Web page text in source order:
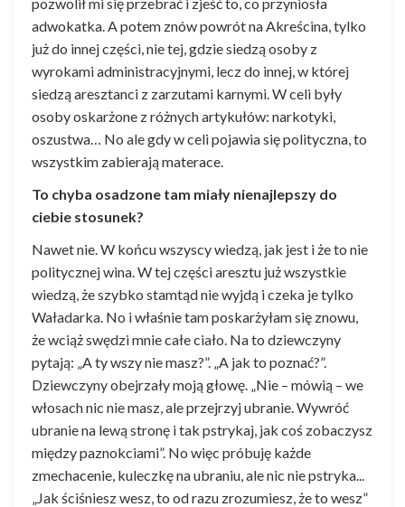
adwokatka. A potem znów powrót na Akreścina, tylko
już do innej części, nie tej, gdzie siedzą osoby z
wyrokami administracyjnymi, lecz do innej, w której
siedzą aresztanci z zarzutami karnymi. W celi były
osoby oskarżone z różnych artykułów: narkotyki,
oszustwa… No ale gdy w celi pojawia się polityczna, to
wszystkim zabierają materace.
To chyba osadzone tam miały nienajlepszy do
ciebie stosunek?
Nawet nie. W końcu wszyscy wiedzą, jak jest i że to nie
politycznej wina. W tej części aresztu już wszystkie
wiedzą, że szybko stamtąd nie wyjdą i czeka je tylko
Waładarka. No i właśnie tam poskarżyłam się znowu,
że wciąż swędzi mnie całe ciało. Na to dziewczyny
pytają: „A ty wszy nie masz?”. „A jak to poznać?”.
Dziewczyny obejrzały moją głowę. „Nie – mówią – we
włosach nic nie masz, ale przejrzyj ubranie. Wywróć
ubranie na lewą stronę i tak pstrykaj, jak coś zobaczysz
między paznokciami”. No więc próbuję każde
zmechacenie, kuleczkę na ubraniu, ale nic nie pstryka...
„Jak ściśniesz wesz, to od razu zrozumiesz, że to wesz”